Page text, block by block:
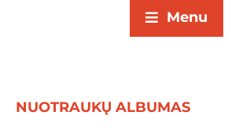
Menu
NUOTRAUKŲ ALBUMAS